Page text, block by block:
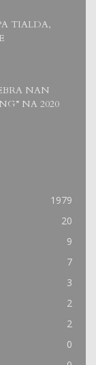
TIALDA,
NAN
NA 2020
1979
20
9
7
3
2
2
0